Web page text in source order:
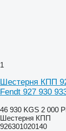
1
Шестерня КПП
Fendt 927 930
46 930 KGS 2 000
Шестерня КПП
926301020140